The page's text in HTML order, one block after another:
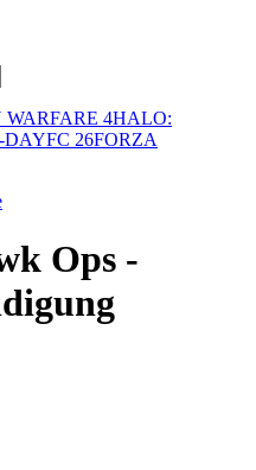
4HALO:
DAYFC 26FORZA
Ops -